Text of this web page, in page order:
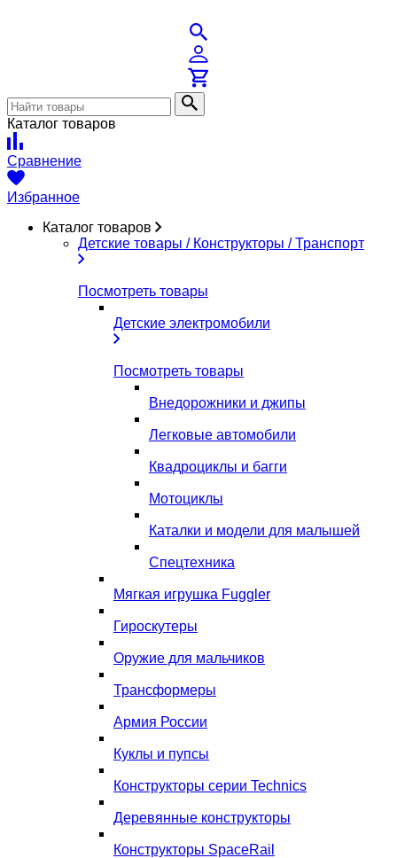
Каталог товаров
Сравнение
Избранное
Каталог товаров
Детские товары / Конструкторы / Транспорт
Посмотреть товары
Детские электромобили
Посмотреть товары
Внедорожники и джипы
Легковые автомобили
Квадроциклы и багги
Мотоциклы
Каталки и модели для малышей
Спецтехника
Мягкая игрушка Fuggler
Гироскутеры
Оружие для мальчиков
Трансформеры
Армия России
Куклы и пупсы
Конструкторы серии Technics
Деревянные конструкторы
Конструкторы SpaceRail